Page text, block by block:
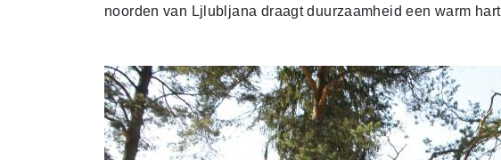
noorden van Ljlubljana draagt duurzaamheid een warm